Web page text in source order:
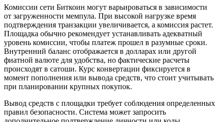
Комиссии сети Биткоин могут варьироваться в зависимости
от загруженности мемпула. При высокой нагрузке время
подтверждения транзакции увеличивается, а комиссия растет.
Площадка обычно рекомендует устанавливать адекватный
уровень комиссии, чтобы платеж прошел в разумные сроки.
Внутренний баланс отображается в долларах или другой
фиатной валюте для удобства, но фактические расчеты
происходят в сатоши. Курс конвертации фиксируется в
момент пополнения или вывода средств, что стоит учитывать
при планировании крупных покупок.
Вывод средств с площадки требует соблюдения определенных
правил безопасности. Система может запросить